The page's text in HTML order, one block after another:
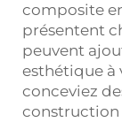
composite
présentent
peuvent
esthétique à
conceviez
construction